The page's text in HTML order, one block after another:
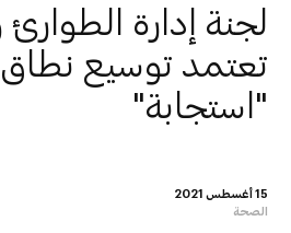
15 أغسطس 2021
الصحة
لجنة إدارة الطوارئ
تعتمد توسيع
"استجابة"